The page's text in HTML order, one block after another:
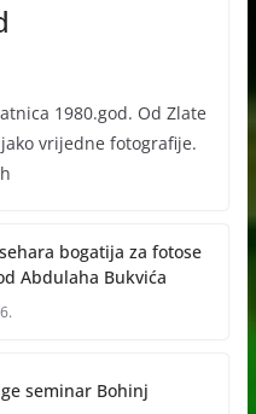
1980.god. Od Zlate
vrijedne fotografije.
bogatija za fotose
Abdulaha Bukvića
seminar Bohinj